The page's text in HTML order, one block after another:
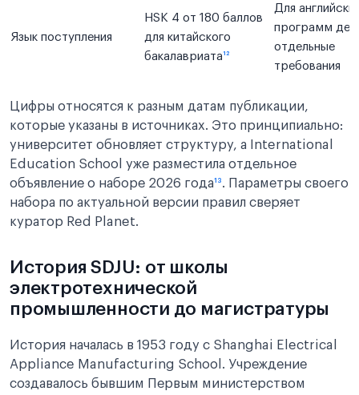
Язык поступления
HSK 4 от 180 баллов
для китайского
бакалавриата¹²
Для
программ
отдельные
требования
Цифры относятся к разным датам публикации,
которые указаны в источниках. Это принципиально:
университет обновляет структуру, а International
Education School уже разместила отдельное
объявление о наборе 2026 года¹³. Параметры своего
набора по актуальной версии правил сверяет
куратор Red Planet.
История SDJU: от школы
электротехнической
промышленности до магистратуры
История началась в 1953 году с Shanghai Electrical
Appliance Manufacturing School. Учреждение
создавалось бывшим Первым министерством